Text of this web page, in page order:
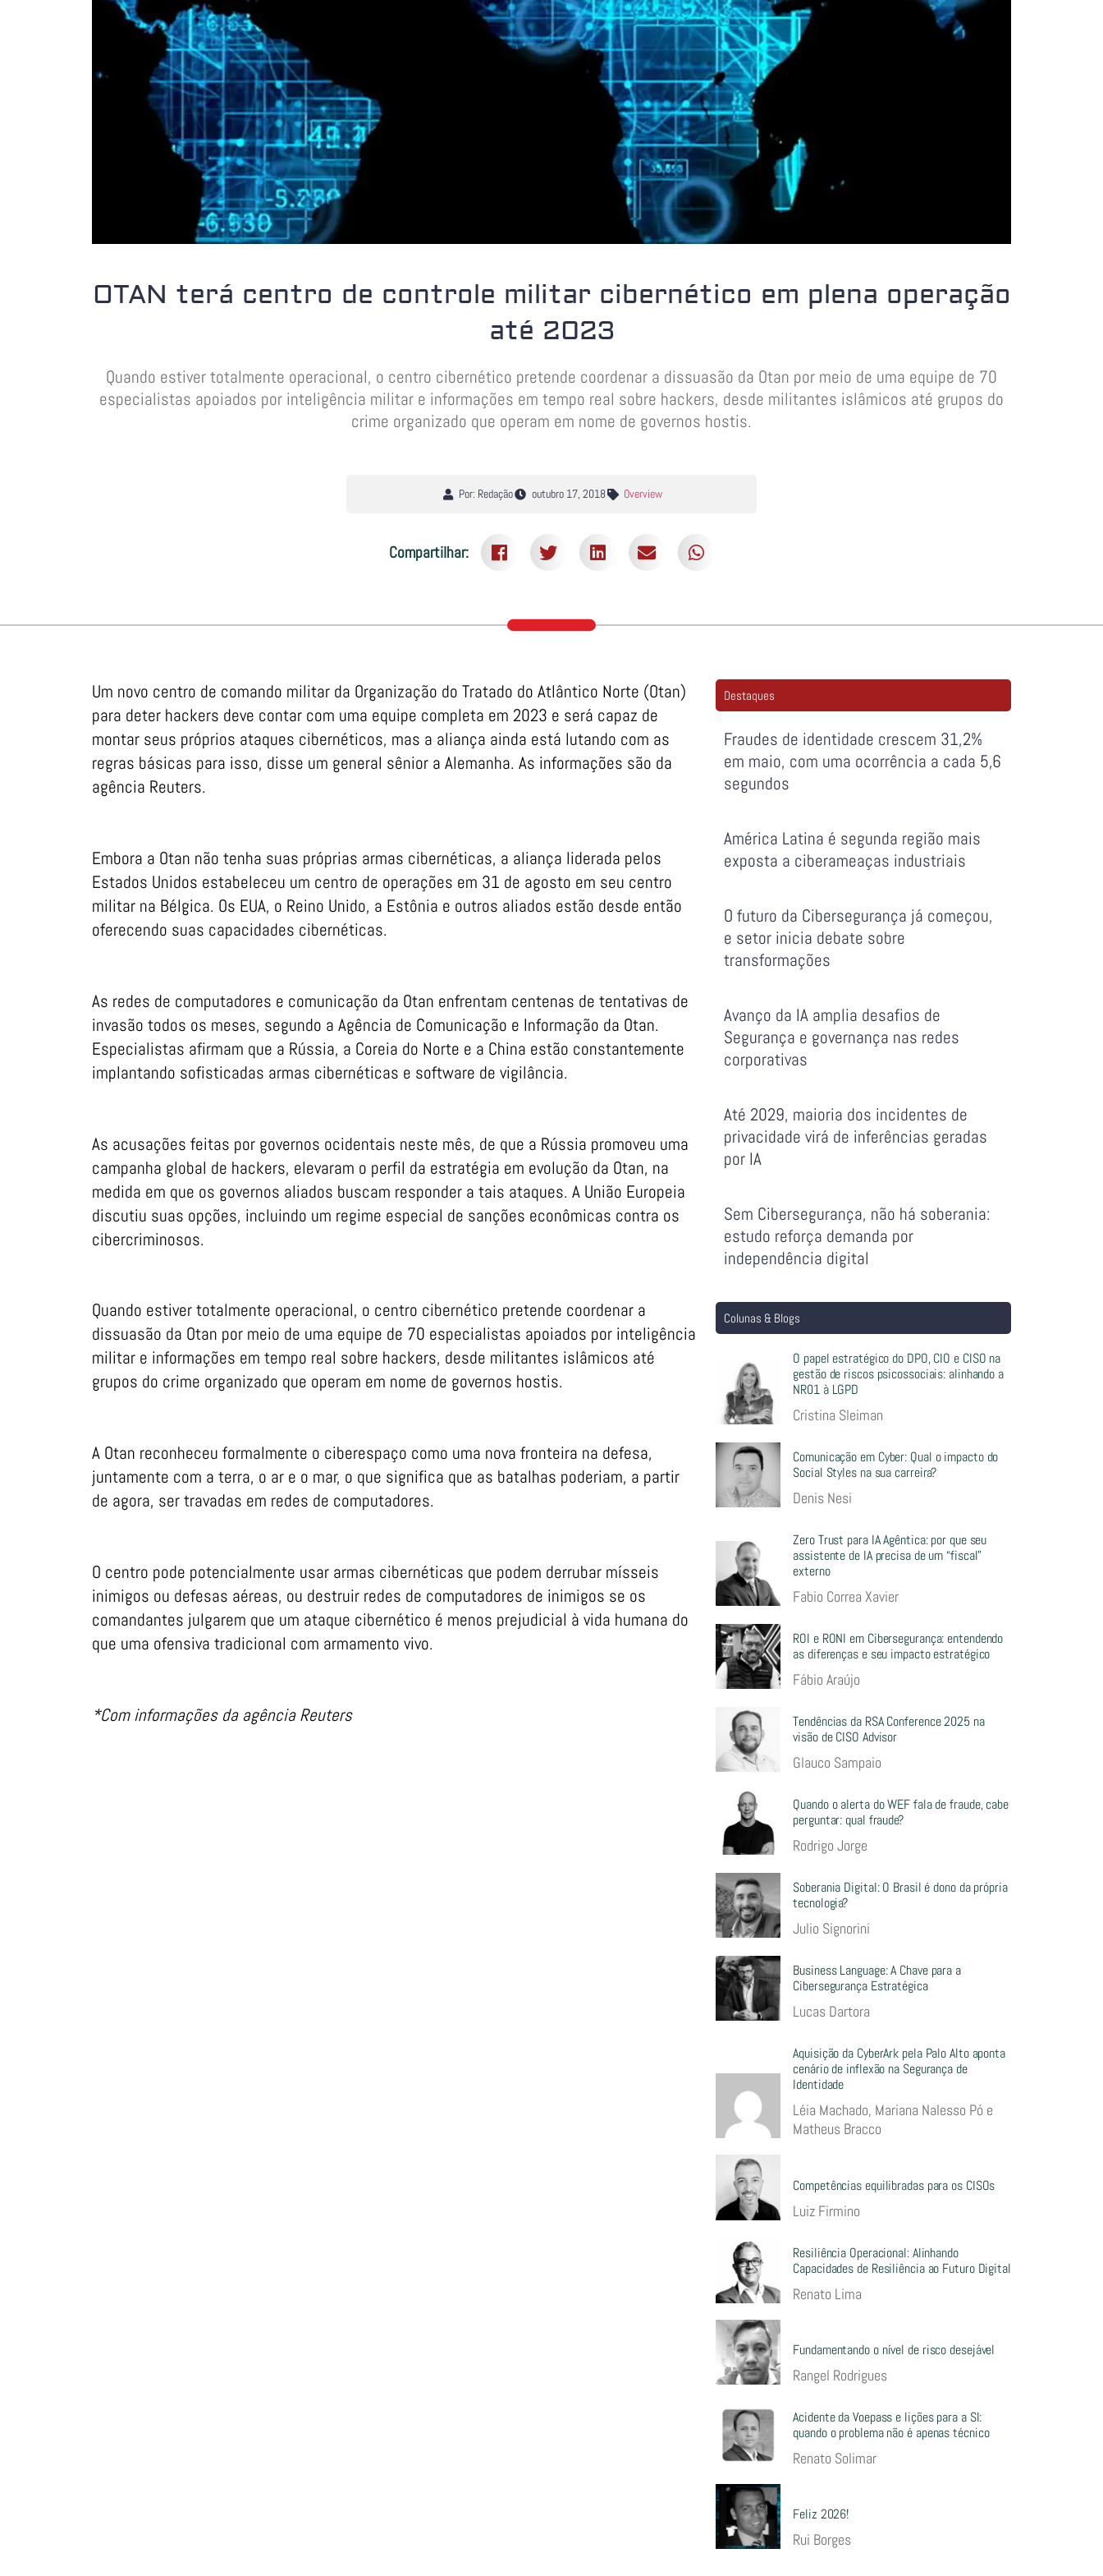
OTAN terá centro de controle militar cibernético em plena operação
até 2023
Quando estiver totalmente operacional, o centro cibernético pretende coordenar a dissuasão da Otan por meio de uma equipe de 70
especialistas apoiados por inteligência militar e informações em tempo real sobre hackers, desde militantes islâmicos até grupos do
crime organizado que operam em nome de governos hostis.
Por: Redação outubro 17, 2018 Overview
Compartilhar:
Um novo centro de comando militar da Organização do Tratado do Atlântico Norte (Otan)
para deter hackers deve contar com uma equipe completa em 2023 e será capaz de
montar seus próprios ataques cibernéticos, mas a aliança ainda está lutando com as
regras básicas para isso, disse um general sênior a Alemanha. As informações são da
agência Reuters.
Embora a Otan não tenha suas próprias armas cibernéticas, a aliança liderada pelos
Estados Unidos estabeleceu um centro de operações em 31 de agosto em seu centro
militar na Bélgica. Os EUA, o Reino Unido, a Estônia e outros aliados estão desde então
oferecendo suas capacidades cibernéticas.
As redes de computadores e comunicação da Otan enfrentam centenas de tentativas de
invasão todos os meses, segundo a Agência de Comunicação e Informação da Otan.
Especialistas afirmam que a Rússia, a Coreia do Norte e a China estão constantemente
implantando sofisticadas armas cibernéticas e software de vigilância.
As acusações feitas por governos ocidentais neste mês, de que a Rússia promoveu uma
campanha global de hackers, elevaram o perfil da estratégia em evolução da Otan, na
medida em que os governos aliados buscam responder a tais ataques. A União Europeia
discutiu suas opções, incluindo um regime especial de sanções econômicas contra os
cibercriminosos.
Quando estiver totalmente operacional, o centro cibernético pretende coordenar a
dissuasão da Otan por meio de uma equipe de 70 especialistas apoiados por inteligência
militar e informações em tempo real sobre hackers, desde militantes islâmicos até
grupos do crime organizado que operam em nome de governos hostis.
A Otan reconheceu formalmente o ciberespaço como uma nova fronteira na defesa,
juntamente com a terra, o ar e o mar, o que significa que as batalhas poderiam, a partir
de agora, ser travadas em redes de computadores.
O centro pode potencialmente usar armas cibernéticas que podem derrubar mísseis
inimigos ou defesas aéreas, ou destruir redes de computadores de inimigos se os
comandantes julgarem que um ataque cibernético é menos prejudicial à vida humana do
que uma ofensiva tradicional com armamento vivo.
*Com informações da agência Reuters
Destaques
Fraudes de identidade crescem 31,2%
em maio, com uma ocorrência a cada 5,6
segundos
América Latina é segunda região mais
exposta a ciberameaças industriais
O futuro da Cibersegurança já começou,
e setor inicia debate sobre
transformações
Avanço da IA amplia desafios de
Segurança e governança nas redes
corporativas
Até 2029, maioria dos incidentes de
privacidade virá de inferências geradas
por IA
Sem Cibersegurança, não há soberania:
estudo reforça demanda por
independência digital
Colunas & Blogs
O papel estratégico do DPO, CIO e CISO na
gestão de riscos psicossociais: alinhando a
NR01 à LGPD
Cristina Sleiman
Comunicação em Cyber: Qual o impacto do
Social Styles na sua carreira?
Denis Nesi
Zero Trust para IA Agêntica: por que seu
assistente de IA precisa de um “fiscal”
externo
Fabio Correa Xavier
ROI e RONI em Cibersegurança: entendendo
as diferenças e seu impacto estratégico
Fábio Araújo
Tendências da RSA Conference 2025 na
visão de CISO Advisor
Glauco Sampaio
Quando o alerta do WEF fala de fraude, cabe
perguntar: qual fraude?
Rodrigo Jorge
Soberania Digital: O Brasil é dono da própria
tecnologia?
Julio Signorini
Business Language: A Chave para a
Cibersegurança Estratégica
Lucas Dartora
Aquisição da CyberArk pela Palo Alto aponta
cenário de inflexão na Segurança de
Identidade
Léia Machado, Mariana Nalesso Pó e
Matheus Bracco
Competências equilibradas para os CISOs
Luiz Firmino
Resiliência Operacional: Alinhando
Capacidades de Resiliência ao Futuro Digital
Renato Lima
Fundamentando o nível de risco desejável
Rangel Rodrigues
Acidente da Voepass e lições para a SI:
quando o problema não é apenas técnico
Renato Solimar
Feliz 2026!
Rui Borges